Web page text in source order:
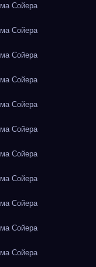
Сойера
Сойера
Сойера
Сойера
Сойера
Сойера
Сойера
Сойера
Сойера
Сойера
Сойера